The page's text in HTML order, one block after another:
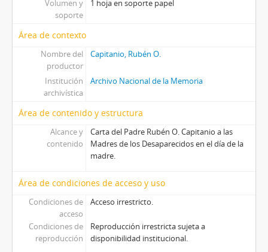
Volumen y
soporte
1 hoja en soporte papel
Área de contexto
Nombre del
productor
Capitanio, Rubén O.
Institución
archivística
Archivo Nacional de la Memoria
Área de contenido y estructura
Alcance y
contenido
Carta del Padre Rubén O. Capitanio a las
Madres de los Desaparecidos en el día de la
madre.
Área de condiciones de acceso y uso
Condiciones de
acceso
Acceso irrestricto.
Condiciones de
reproducción
Reproducción irrestricta sujeta a
disponibilidad institucional.